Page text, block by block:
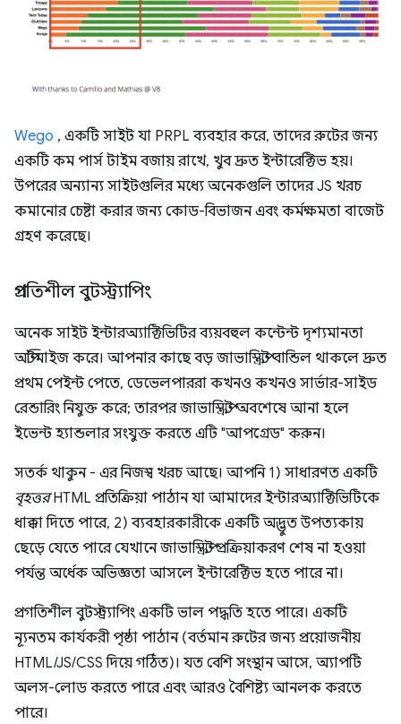
Wego , একটি সাইট যা PRPL ব্যবহার করে, তাদের রুটের জন্য
একটি কম পার্স টাইম বজায় রাখে, খুব দ্রুত ইন্টারেক্টিভ হয়।
উপরের অন্যান্য সাইটগুলির মধ্যে অনেকগুলি তাদের JS খরচ
কমানোর চেষ্টা করার জন্য কোড-বিভাজন এবং কর্মক্ষমতা বাজেট
গ্রহণ করেছে।
প্রগতিশীল বুটস্ট্র্যাপিং
অনেক সাইট ইন্টারঅ্যাক্টিভিটির ব্যয়বহুল কন্টেন্ট দৃশ্যমানতা
অপ্টিমাইজ করে। আপনার কাছে বড় জাভাস্ক্রিপ্ট বান্ডিল থাকলে দ্রুত
প্রথম পেইন্ট পেতে, ডেভেলপাররা কখনও কখনও সার্ভার-সাইড
রেন্ডারিং নিযুক্ত করে; তারপর জাভাস্ক্রিপ্ট অবশেষে আনা হলে
ইভেন্ট হ্যান্ডলার সংযুক্ত করতে এটি "আপগ্রেড" করুন।
সতর্ক থাকুন - এর নিজস্ব খরচ আছে। আপনি 1) সাধারণত একটি
বৃহত্তরHTML প্রতিক্রিয়া পাঠান যা আমাদের ইন্টারঅ্যাক্টিভিটিকে
ধাক্কা দিতে পারে, 2) ব্যবহারকারীকে একটি অদ্ভুত উপত্যকায়
ছেড়ে যেতে পারে যেখানে জাভাস্ক্রিপ্ট প্রক্রিয়াকরণ শেষ না হওয়া
পর্যন্ত অর্ধেক অভিজ্ঞতা আসলে ইন্টারেক্টিভ হতে পারে না।
প্রগতিশীল বুটস্ট্র্যাপিং একটি ভাল পদ্ধতি হতে পারে। একটি
ন্যূনতম কার্যকরী পৃষ্ঠা পাঠান (বর্তমান রুটের জন্য প্রয়োজনীয়
HTML/JS/CSS দিয়ে গঠিত)। যত বেশি সংস্থান আসে, অ্যাপটি
অলস-লোড করতে পারে এবং আরও বৈশিষ্ট্য আনলক করতে
পারে।